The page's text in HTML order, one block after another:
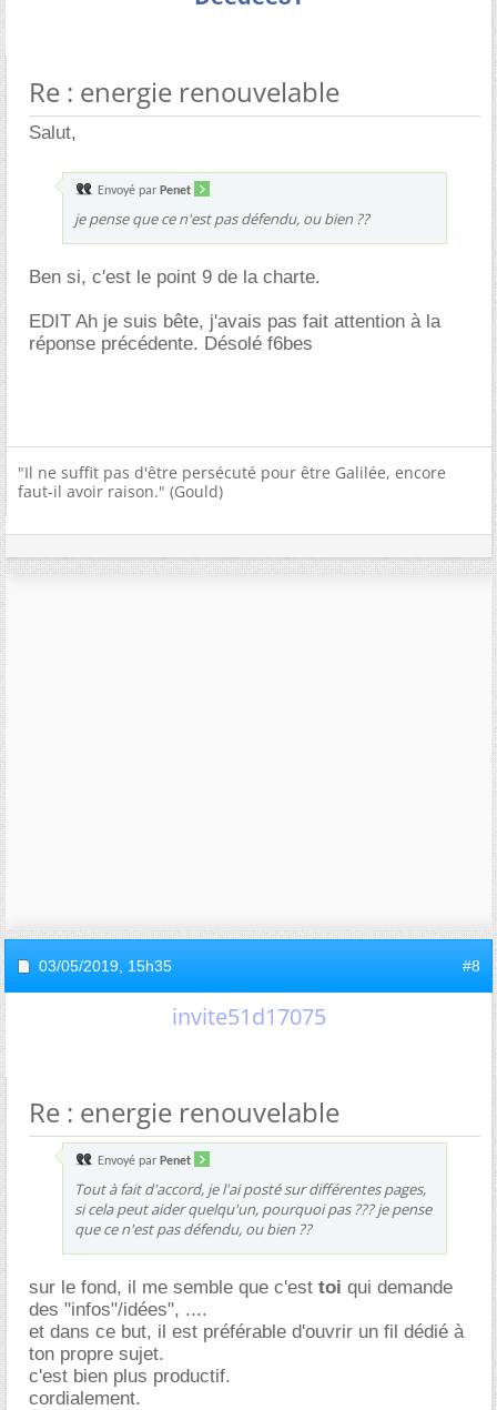
Re : energie renouvelable
Salut,
Envoyé par Penet
je pense que ce n'est pas défendu, ou bien ??
Ben si, c'est le point 9 de la charte.
EDIT Ah je suis bête, j'avais pas fait attention à la
réponse précédente. Désolé f6bes
"Il ne suffit pas d'être persécuté pour être Galilée, encore
faut-il avoir raison." (Gould)
03/05/2019, 15h35 #8
invite51d17075
Re : energie renouvelable
Envoyé par Penet
Tout à fait d'accord, je l'ai posté sur différentes pages,
si cela peut aider quelqu'un, pourquoi pas ??? je pense
que ce n'est pas défendu, ou bien ??
sur le fond, il me semble que c'est toi qui demande
des "infos"/idées", ....
et dans ce but, il est préférable d'ouvrir un fil dédié à
ton propre sujet.
c'est bien plus productif.
cordialement.